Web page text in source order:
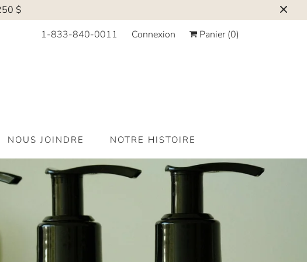
$
1-833-840-0011 Connexion Panier (0)
NOUS JOINDRE NOTRE HISTOIRE